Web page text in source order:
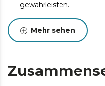
gewährleisten.
6 Geschwindigkeiten:
Intensität des Luftstroms
ausgestattet. In eine
Mehr sehen